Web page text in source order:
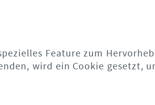
Feature zum
wird ein Cookie gesetzt,